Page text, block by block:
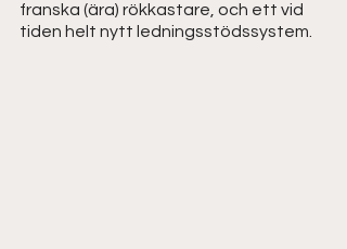
franska (ära) rökkastare, och ett vid
tiden helt nytt ledningsstödssystem.